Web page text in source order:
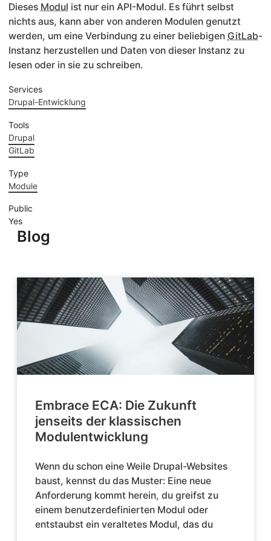
Dieses Modul ist nur ein API-Modul. Es führt selbst
nichts aus, kann aber von anderen Modulen genutzt
werden, um eine Verbindung zu einer beliebigen GitLab-
Instanz herzustellen und Daten von dieser Instanz zu
lesen oder in sie zu schreiben.
Services
Drupal-Entwicklung
Tools
Drupal
GitLab
Type
Module
Public
Yes
Blog
Embrace ECA: Die Zukunft
jenseits der klassischen
Modulentwicklung
Wenn du schon eine Weile Drupal-Websites
baust, kennst du das Muster: Eine neue
Anforderung kommt herein, du greifst zu
einem benutzerdefinierten Modul oder
entstaubst ein veraltetes Modul, das du